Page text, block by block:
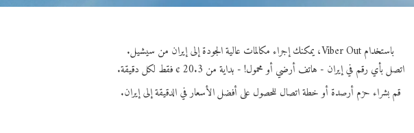
باستخدام Viber Out، يمكنك إجراء مكالمات عالية الجودة إلى إيران من سيشيل.
اتصل بأي رقم في إيران - هاتف أرضي أو محمول! - بداية من 20.3 ¢ فقط لكل دقيقة.
قم بشراء حزم أرصدة أو خطة اتصال للحصول على أفضل الأسعار في الدقيقة إلى إيران.